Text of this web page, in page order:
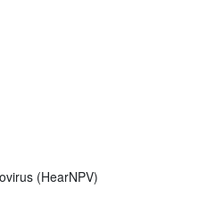
(HearNPV)